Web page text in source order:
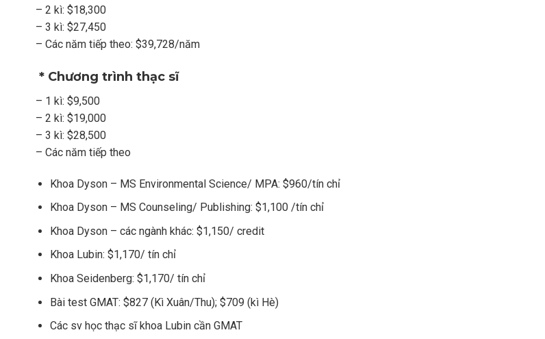
– 2 kì: $18,300
– 3 kì: $27,450
– Các năm tiếp theo: $39,728/năm
* Chương trình thạc sĩ
– 1 kì: $9,500
– 2 kì: $19,000
– 3 kì: $28,500
– Các năm tiếp theo
Khoa Dyson – MS Environmental Science/ MPA: $960/tín chỉ
Khoa Dyson – MS Counseling/ Publishing: $1,100 /tín chỉ
Khoa Dyson – các ngành khác: $1,150/ credit
Khoa Lubin: $1,170/ tín chỉ
Khoa Seidenberg: $1,170/ tín chỉ
Bài test GMAT: $827 (Kì Xuân/Thu); $709 (kì Hè)
Các sv học thạc sĩ khoa Lubin cần GMAT